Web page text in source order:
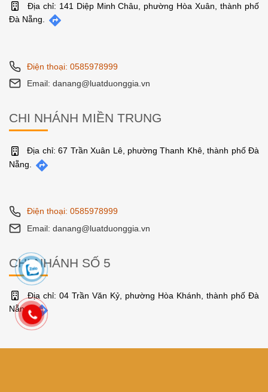
Địa chỉ: 141 Diệp Minh Châu, phường Hòa Xuân, thành phố
Đà Nẵng.
Điện thoại: 0585978999
Email: danang@luatduonggia.vn
CHI NHÁNH MIỀN TRUNG
Địa chỉ: 67 Trần Xuân Lê, phường Thanh Khê, thành phố Đà
Nẵng.
Điện thoại: 0585978999
Email: danang@luatduonggia.vn
CHI NHÁNH SỐ 5
Địa chỉ: 04 Trần Văn Kỷ, phường Hòa Khánh, thành phố Đà
Nẵng.